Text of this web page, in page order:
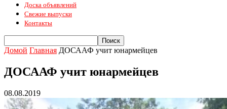
Доска объявлений
Свежие выпуски
Контакты
Домой Главная ДОСААФ учит юнармейцев
ДОСААФ учит юнармейцев
08.08.2019